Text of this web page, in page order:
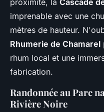
proximité, la Cascade
imprenable avec une
mètres de hauteur.
Rhumerie de Chamarel
rhum local et une
fabrication.
Randonnée au Parc
Rivière Noire